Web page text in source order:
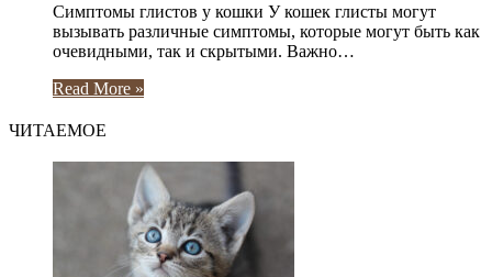
Симптомы глистов у кошки У кошек глисты могут
вызывать различные симптомы, которые могут быть как
очевидными, так и скрытыми. Важно…
Read More »
ЧИТАЕМОЕ